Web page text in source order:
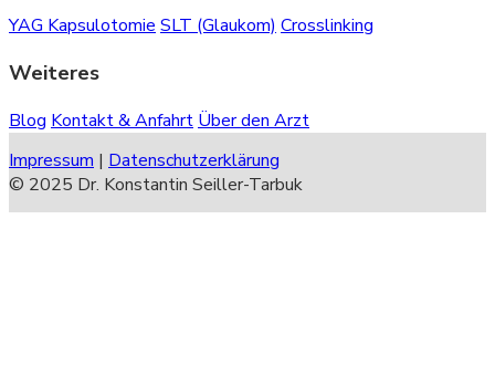
YAG Kapsulotomie SLT (Glaukom) Crosslinking
Weiteres
Blog Kontakt & Anfahrt Über den Arzt
Impressum | Datenschutzerklärung
© 2025 Dr. Konstantin Seiller-Tarbuk